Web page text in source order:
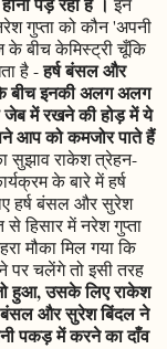
गुप्ता को कौन 'अपनी
बीच केमिस्ट्री चूँकि
है -हर्ष बंसल और
बीच इनकी अलग अलग
जेब में रखने की होड़ में ये
आप को कमजोर पाते हैं
सुझाव राकेश त्रेहन-
के बारे में हर्ष
हर्ष बंसल और सुरेश
हिसार में नरेश गुप्ता
मौका मिल गया कि
पर चलेंगे तो इसी तरह
हुआ, उसके लिए राकेश
बंसल और सुरेश बिंदल ने
पकड़ में करने का दाँव